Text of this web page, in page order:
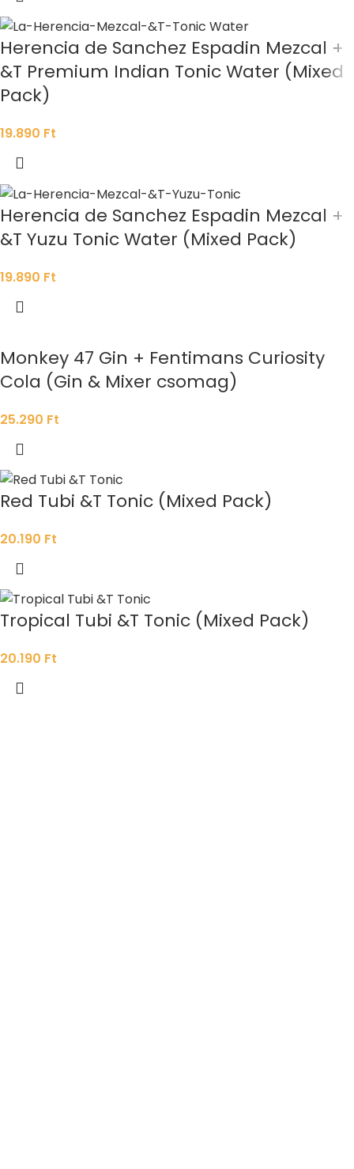
Herencia de Sanchez Espadin Mezcal +
&T Premium Indian Tonic Water (Mixed
Pack)
19.890 Ft
Herencia de Sanchez Espadin Mezcal +
&T Yuzu Tonic Water (Mixed Pack)
19.890 Ft
Monkey 47 Gin + Fentimans Curiosity
Cola (Gin & Mixer csomag)
25.290 Ft
Red Tubi &T Tonic (Mixed Pack)
20.190 Ft
Tropical Tubi &T Tonic (Mixed Pack)
20.190 Ft